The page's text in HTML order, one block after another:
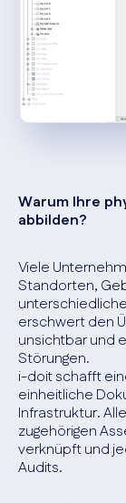
Warum Ihre
abbilden?
Viele
Standorten,
erschwert den
unsichtbar und
Störungen.
i-doit schafft
einheitliche
Infrastruktur.
zugehörigen
verknüpft und
Audits.